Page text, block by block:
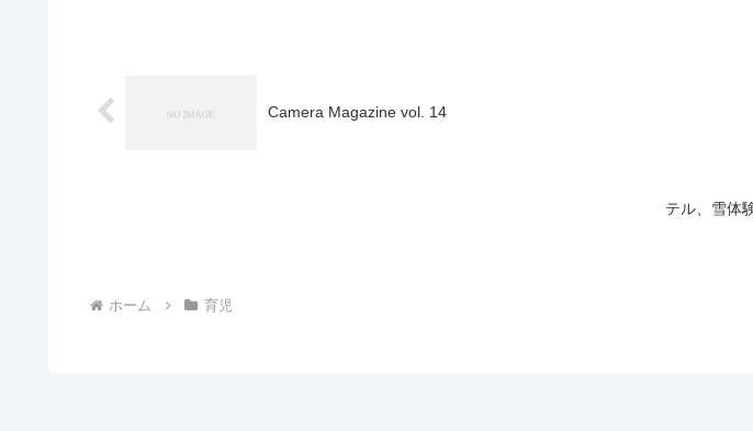
Camera Magazine vol. 14
テル、雪体験
ホーム 育児